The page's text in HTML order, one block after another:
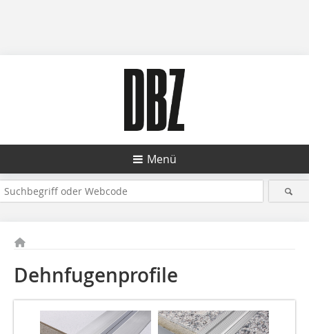
Menü
Dehnfugenprofile